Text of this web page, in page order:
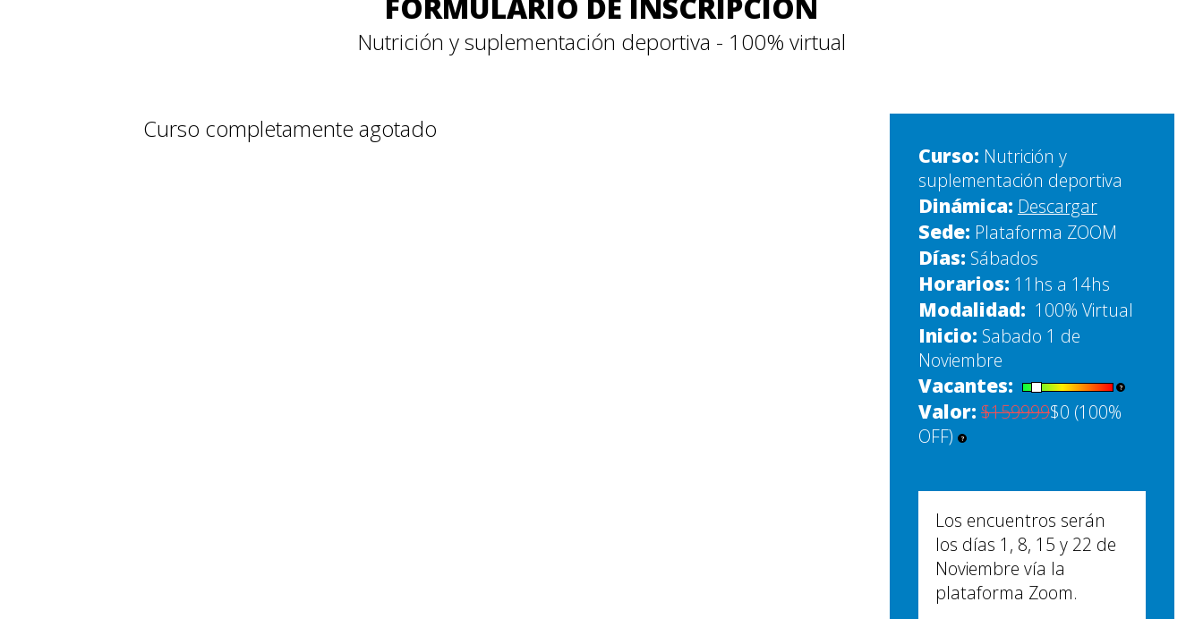
Nutrición y suplementación deportiva - 100% virtual
Curso completamente agotado
Curso: Nutrición y
suplementación deportiva
Dinámica: Descargar
Sede: Plataforma ZOOM
Días: Sábados
Horarios: 11hs a 14hs
Modalidad: 100% Virtual
Inicio: Sabado 1 de
Noviembre
Vacantes: ?
Valor: $159999$0 (100%
OFF)
?
Los encuentros serán
los días 1, 8, 15 y 22 de
Noviembre vía la
plataforma Zoom.